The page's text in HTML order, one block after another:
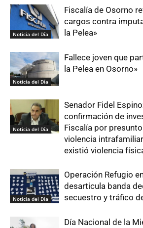
Noticia del Día
Fiscalía de Osorno
cargos contra
la Pelea»
Noticia del Día
Fallece joven que
la Pelea en Osorno»
Noticia del Día
Senador Fidel
confirmación de
Fiscalía por
violencia
existió violencia
Noticia del Día
Operación Refugio
desarticula banda
secuestro y tráfico
Día Nacional de la